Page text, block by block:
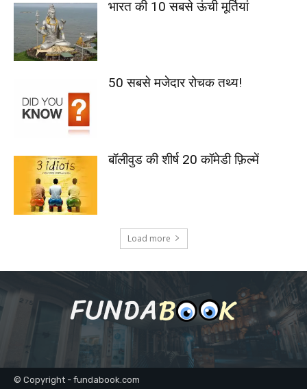
भारत की 10 सबसे ऊंची मूर्तियां
50 सबसे मजेदार रोचक तथ्य!
बॉलीवुड की शीर्ष 20 कॉमेडी फ़िल्में
Load more
© Copyright - fundabook.com